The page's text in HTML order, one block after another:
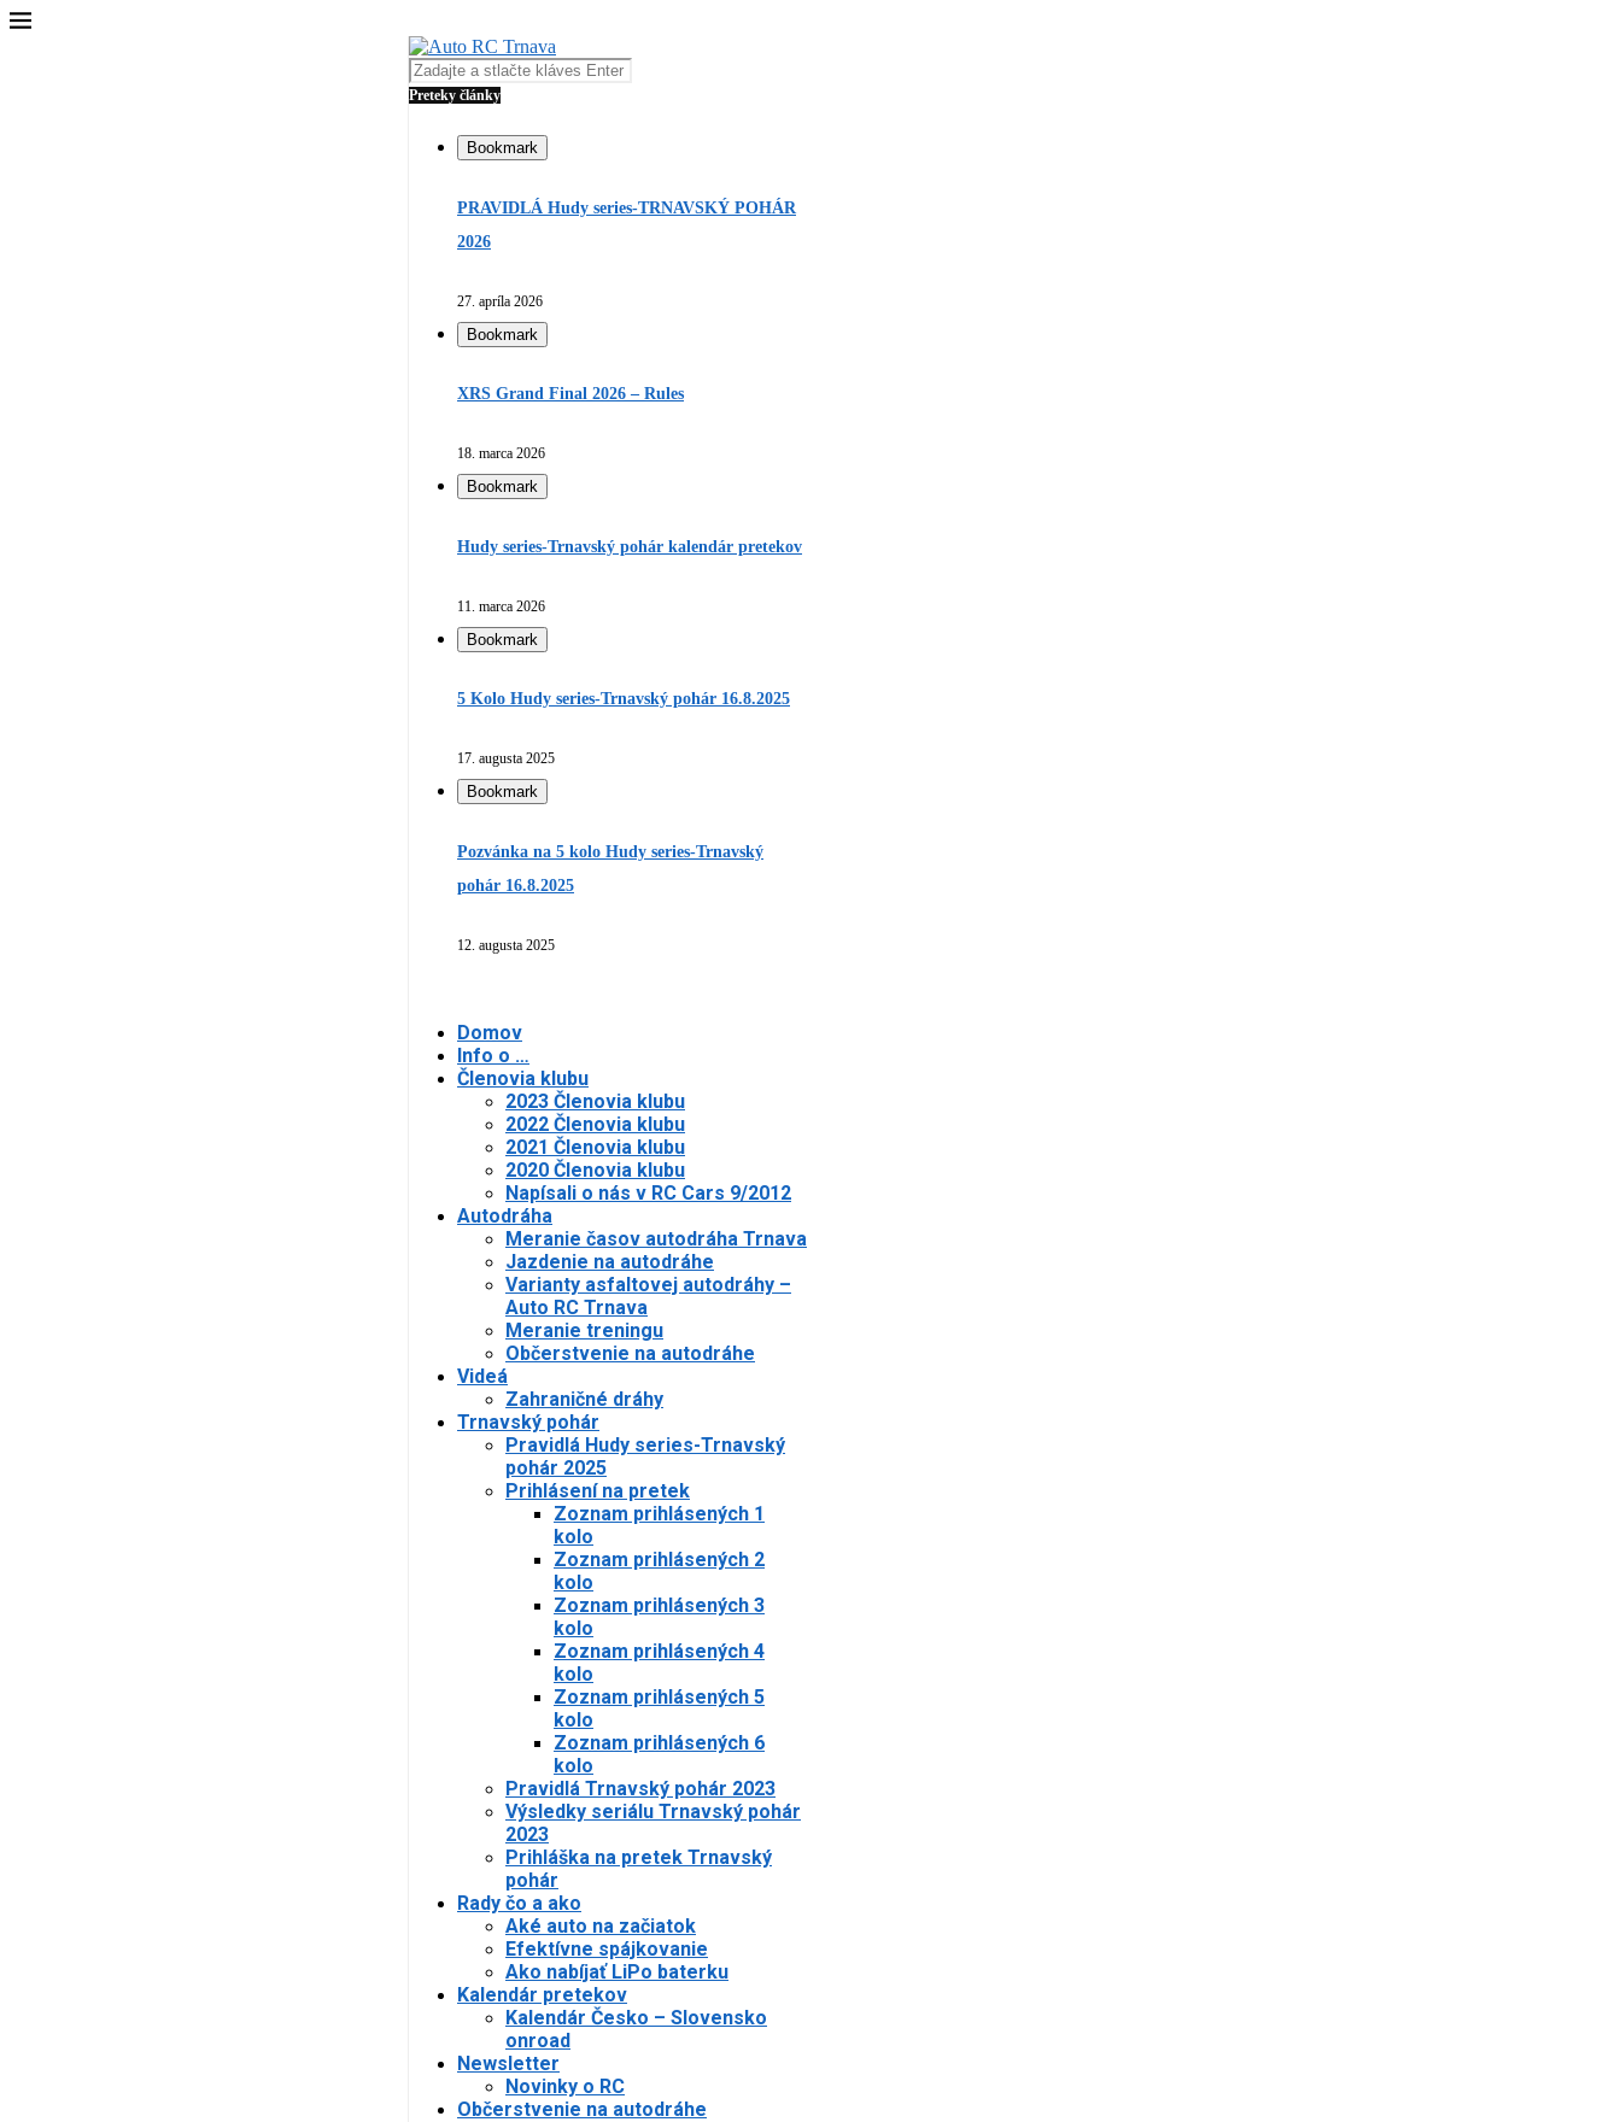
Preteky články
Bookmark
PRAVIDLÁ Hudy series-TRNAVSKÝ POHÁR
2026
27. apríla 2026
Bookmark
XRS Grand Final 2026 – Rules
18. marca 2026
Bookmark
Hudy series-Trnavský pohár kalendár pretekov
11. marca 2026
Bookmark
5 Kolo Hudy series-Trnavský pohár 16.8.2025
17. augusta 2025
Bookmark
Pozvánka na 5 kolo Hudy series-Trnavský
pohár 16.8.2025
12. augusta 2025
Domov
Info o …
Členovia klubu
2023 Členovia klubu
2022 Členovia klubu
2021 Členovia klubu
2020 Členovia klubu
Napísali o nás v RC Cars 9/2012
Autodráha
Meranie časov autodráha Trnava
Jazdenie na autodráhe
Varianty asfaltovej autodráhy –
Auto RC Trnava
Meranie treningu
Občerstvenie na autodráhe
Videá
Zahraničné dráhy
Trnavský pohár
Pravidlá Hudy series-Trnavský
pohár 2025
Prihlásení na pretek
Zoznam prihlásených 1
kolo
Zoznam prihlásených 2
kolo
Zoznam prihlásených 3
kolo
Zoznam prihlásených 4
kolo
Zoznam prihlásených 5
kolo
Zoznam prihlásených 6
kolo
Pravidlá Trnavský pohár 2023
Výsledky seriálu Trnavský pohár
2023
Prihláška na pretek Trnavský
pohár
Rady čo a ako
Aké auto na začiatok
Efektívne spájkovanie
Ako nabíjať LiPo baterku
Kalendár pretekov
Kalendár Česko – Slovensko
onroad
Newsletter
Novinky o RC
Občerstvenie na autodráhe